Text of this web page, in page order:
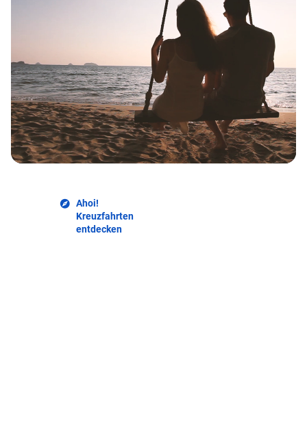
Ahoi!
Kreuzfahrten
entdecken